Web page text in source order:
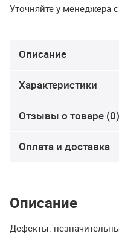
Уточняйте у менеджера
Описание
Характеристики
Отзывы о товаре (0)
Оплата и доставка
Описание
Дефекты: